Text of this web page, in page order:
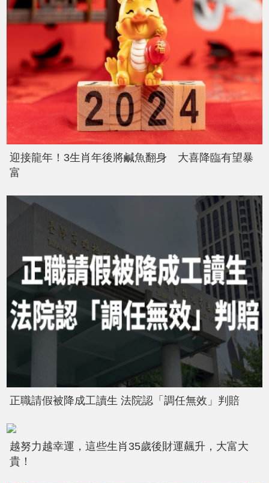
迎接龍年！3生肖年後將鹹魚翻身 大喜降臨有望暴
富
正職請假被降成工讀生 法院認「調任無效」判賠
越努力越幸運，這些生肖35歲後財運飆升，大富大
貴！